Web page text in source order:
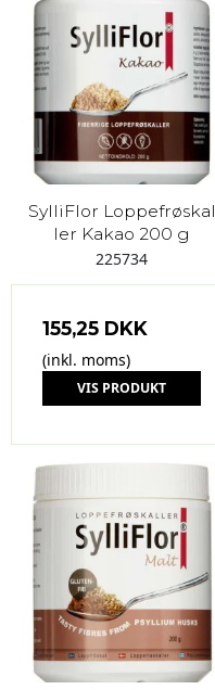
SylliFlor Loppefrøskal
ler Kakao 200 g
225734
155,25 DKK
(inkl. moms)
VIS PRODUKT